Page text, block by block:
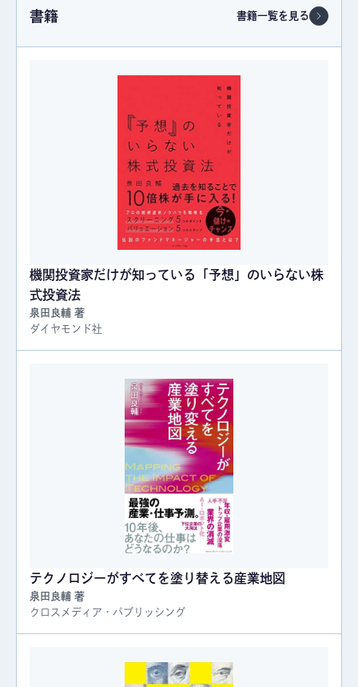
書籍 書籍一覧を見る
機関投資家だけが知っている「予想」のいらない株
式投資法
泉田良輔 著
ダイヤモンド社
テクノロジーがすべてを塗り替える産業地図
泉田良輔 著
クロスメディア・パブリッシング